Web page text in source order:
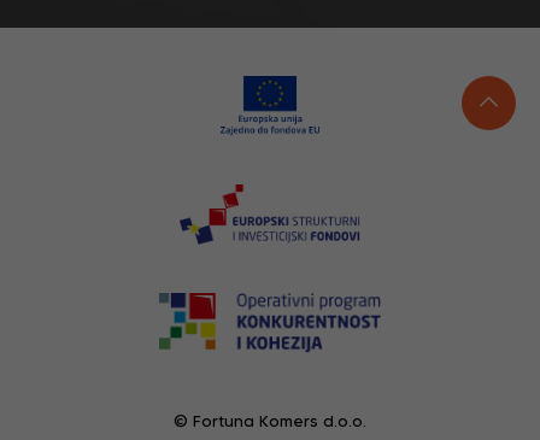
© Fortuna Komers d.o.o.